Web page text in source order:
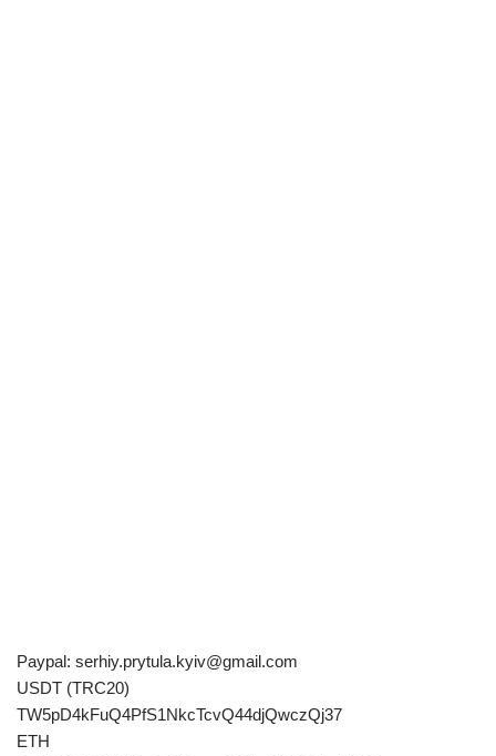
Paypal: serhiy.prytula.kyiv@gmail.com
USDT (TRC20)
TW5pD4kFuQ4PfS1NkcTcvQ44djQwczQj37
ETH